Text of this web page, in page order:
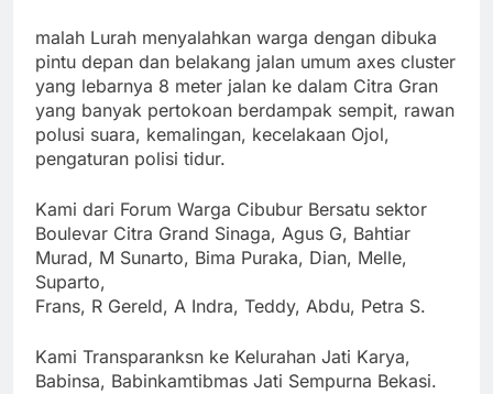
malah Lurah menyalahkan warga dengan dibuka
pintu depan dan belakang jalan umum axes cluster
yang lebarnya 8 meter jalan ke dalam Citra Gran
yang banyak pertokoan berdampak sempit, rawan
polusi suara, kemalingan, kecelakaan Ojol,
pengaturan polisi tidur.
Kami dari Forum Warga Cibubur Bersatu sektor
Boulevar Citra Grand Sinaga, Agus G, Bahtiar
Murad, M Sunarto, Bima Puraka, Dian, Melle,
Suparto,
Frans, R Gereld, A Indra, Teddy, Abdu, Petra S.
Kami Transparanksn ke Kelurahan Jati Karya,
Babinsa, Babinkamtibmas Jati Sempurna Bekasi.